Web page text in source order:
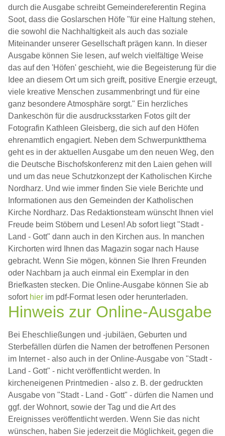
durch die Ausgabe schreibt Gemeindereferentin Regina
Soot, dass die Goslarschen Höfe "für eine Haltung stehen,
die sowohl die Nachhaltigkeit als auch das soziale
Miteinander unserer Gesellschaft prägen kann. In dieser
Ausgabe können Sie lesen, auf welch vielfältige Weise
das auf den 'Höfen' geschieht, wie die Begeisterung für die
Idee an diesem Ort um sich greift, positive Energie erzeugt,
viele kreative Menschen zusammenbringt und für eine
ganz besondere Atmosphäre sorgt." Ein herzliches
Dankeschön für die ausdrucksstarken Fotos gilt der
Fotografin Kathleen Gleisberg, die sich auf den Höfen
ehrenamtlich engagiert. Neben dem Schwerpunktthema
geht es in der aktuellen Ausgabe um den neuen Weg, den
die Deutsche Bischofskonferenz mit den Laien gehen will
und um das neue Schutzkonzept der Katholischen Kirche
Nordharz. Und wie immer finden Sie viele Berichte und
Informationen aus den Gemeinden der Katholischen
Kirche Nordharz. Das Redaktionsteam wünscht Ihnen viel
Freude beim Stöbern und Lesen! Ab sofort liegt "Stadt -
Land - Gott" dann auch in den Kirchen aus. In manchen
Kirchorten wird Ihnen das Magazin sogar nach Hause
gebracht. Wenn Sie mögen, können Sie Ihren Freunden
oder Nachbarn ja auch einmal ein Exemplar in den
Briefkasten stecken. Die Online-Ausgabe können Sie ab
sofort hier im pdf-Format lesen oder herunterladen.
Hinweis zur Online-Ausgabe
Bei Eheschließungen und -jubiläen, Geburten und
Sterbefällen dürfen die Namen der betroffenen Personen
im Internet - also auch in der Online-Ausgabe von "Stadt -
Land - Gott" - nicht veröffentlicht werden. In
kircheneigenen Printmedien - also z. B. der gedruckten
Ausgabe von "Stadt - Land - Gott" - dürfen die Namen und
ggf. der Wohnort, sowie der Tag und die Art des
Ereignisses veröffentlicht werden. Wenn Sie das nicht
wünschen, haben Sie jederzeit die Möglichkeit, gegen die